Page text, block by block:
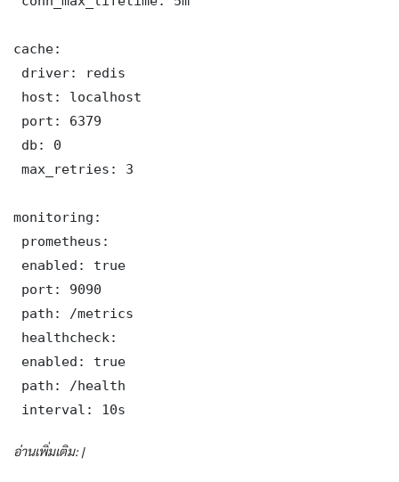
cache:
driver: redis
host: localhost
port: 6379
db: 0
max_retries: 3
monitoring:
prometheus:
enabled: true
port: 9090
path: /metrics
healthcheck:
enabled: true
path: /health
interval: 10s
อ่านเพิ่มเติม: |